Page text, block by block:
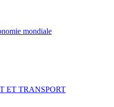
mondiale
ET TRANSPORT